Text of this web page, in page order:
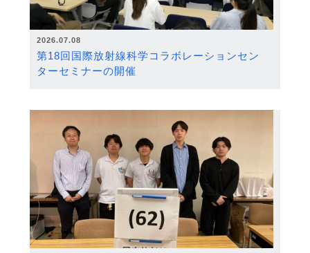
2026.07.08
第18回国際放射線科学コラボレーションセン
ターセミナーの開催